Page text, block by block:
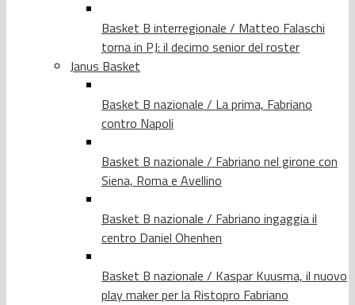
Basket B interregionale / Matteo Falaschi
torna in PJ: il decimo senior del roster
Janus Basket
Basket B nazionale / La prima, Fabriano
contro Napoli
Basket B nazionale / Fabriano nel girone con
Siena, Roma e Avellino
Basket B nazionale / Fabriano ingaggia il
centro Daniel Ohenhen
Basket B nazionale / Kaspar Kuusma, il nuovo
play maker per la Ristopro Fabriano